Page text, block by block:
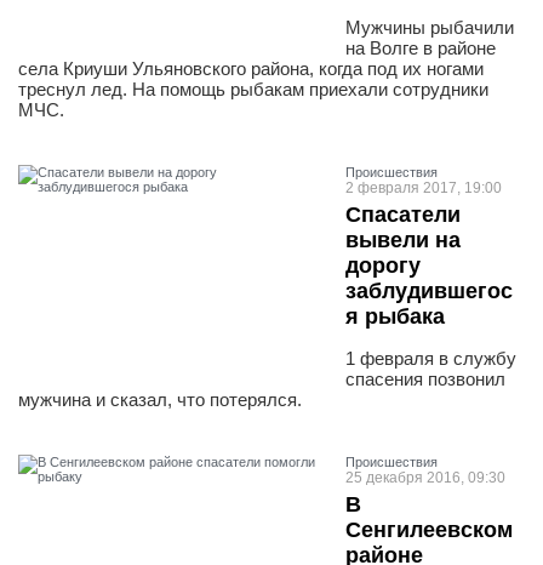
Мужчины рыбачили
на Волге в районе
села Криуши Ульяновского района, когда под их ногами
треснул лед. На помощь рыбакам приехали сотрудники
МЧС.
Проиcшествия
2 февраля 2017, 19:00
Спасатели
вывели на
дорогу
заблудившегос
я рыбака
1 февраля в службу
спасения позвонил
мужчина и сказал, что потерялся.
Проиcшествия
25 декабря 2016, 09:30
В
Сенгилеевском
районе